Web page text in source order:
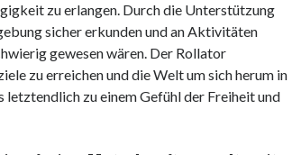
zu erlangen. Durch die Unterstützung
sicher erkunden und an Aktivitäten
gewesen wären. Der Rollator
zu erreichen und die Welt um sich herum in
letztendlich zu einem Gefühl der Freiheit und